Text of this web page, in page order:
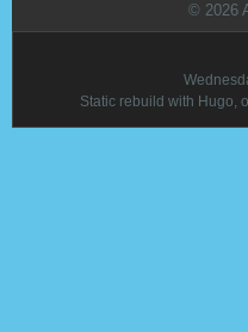
© 2026
Static rebuild with Hugo,